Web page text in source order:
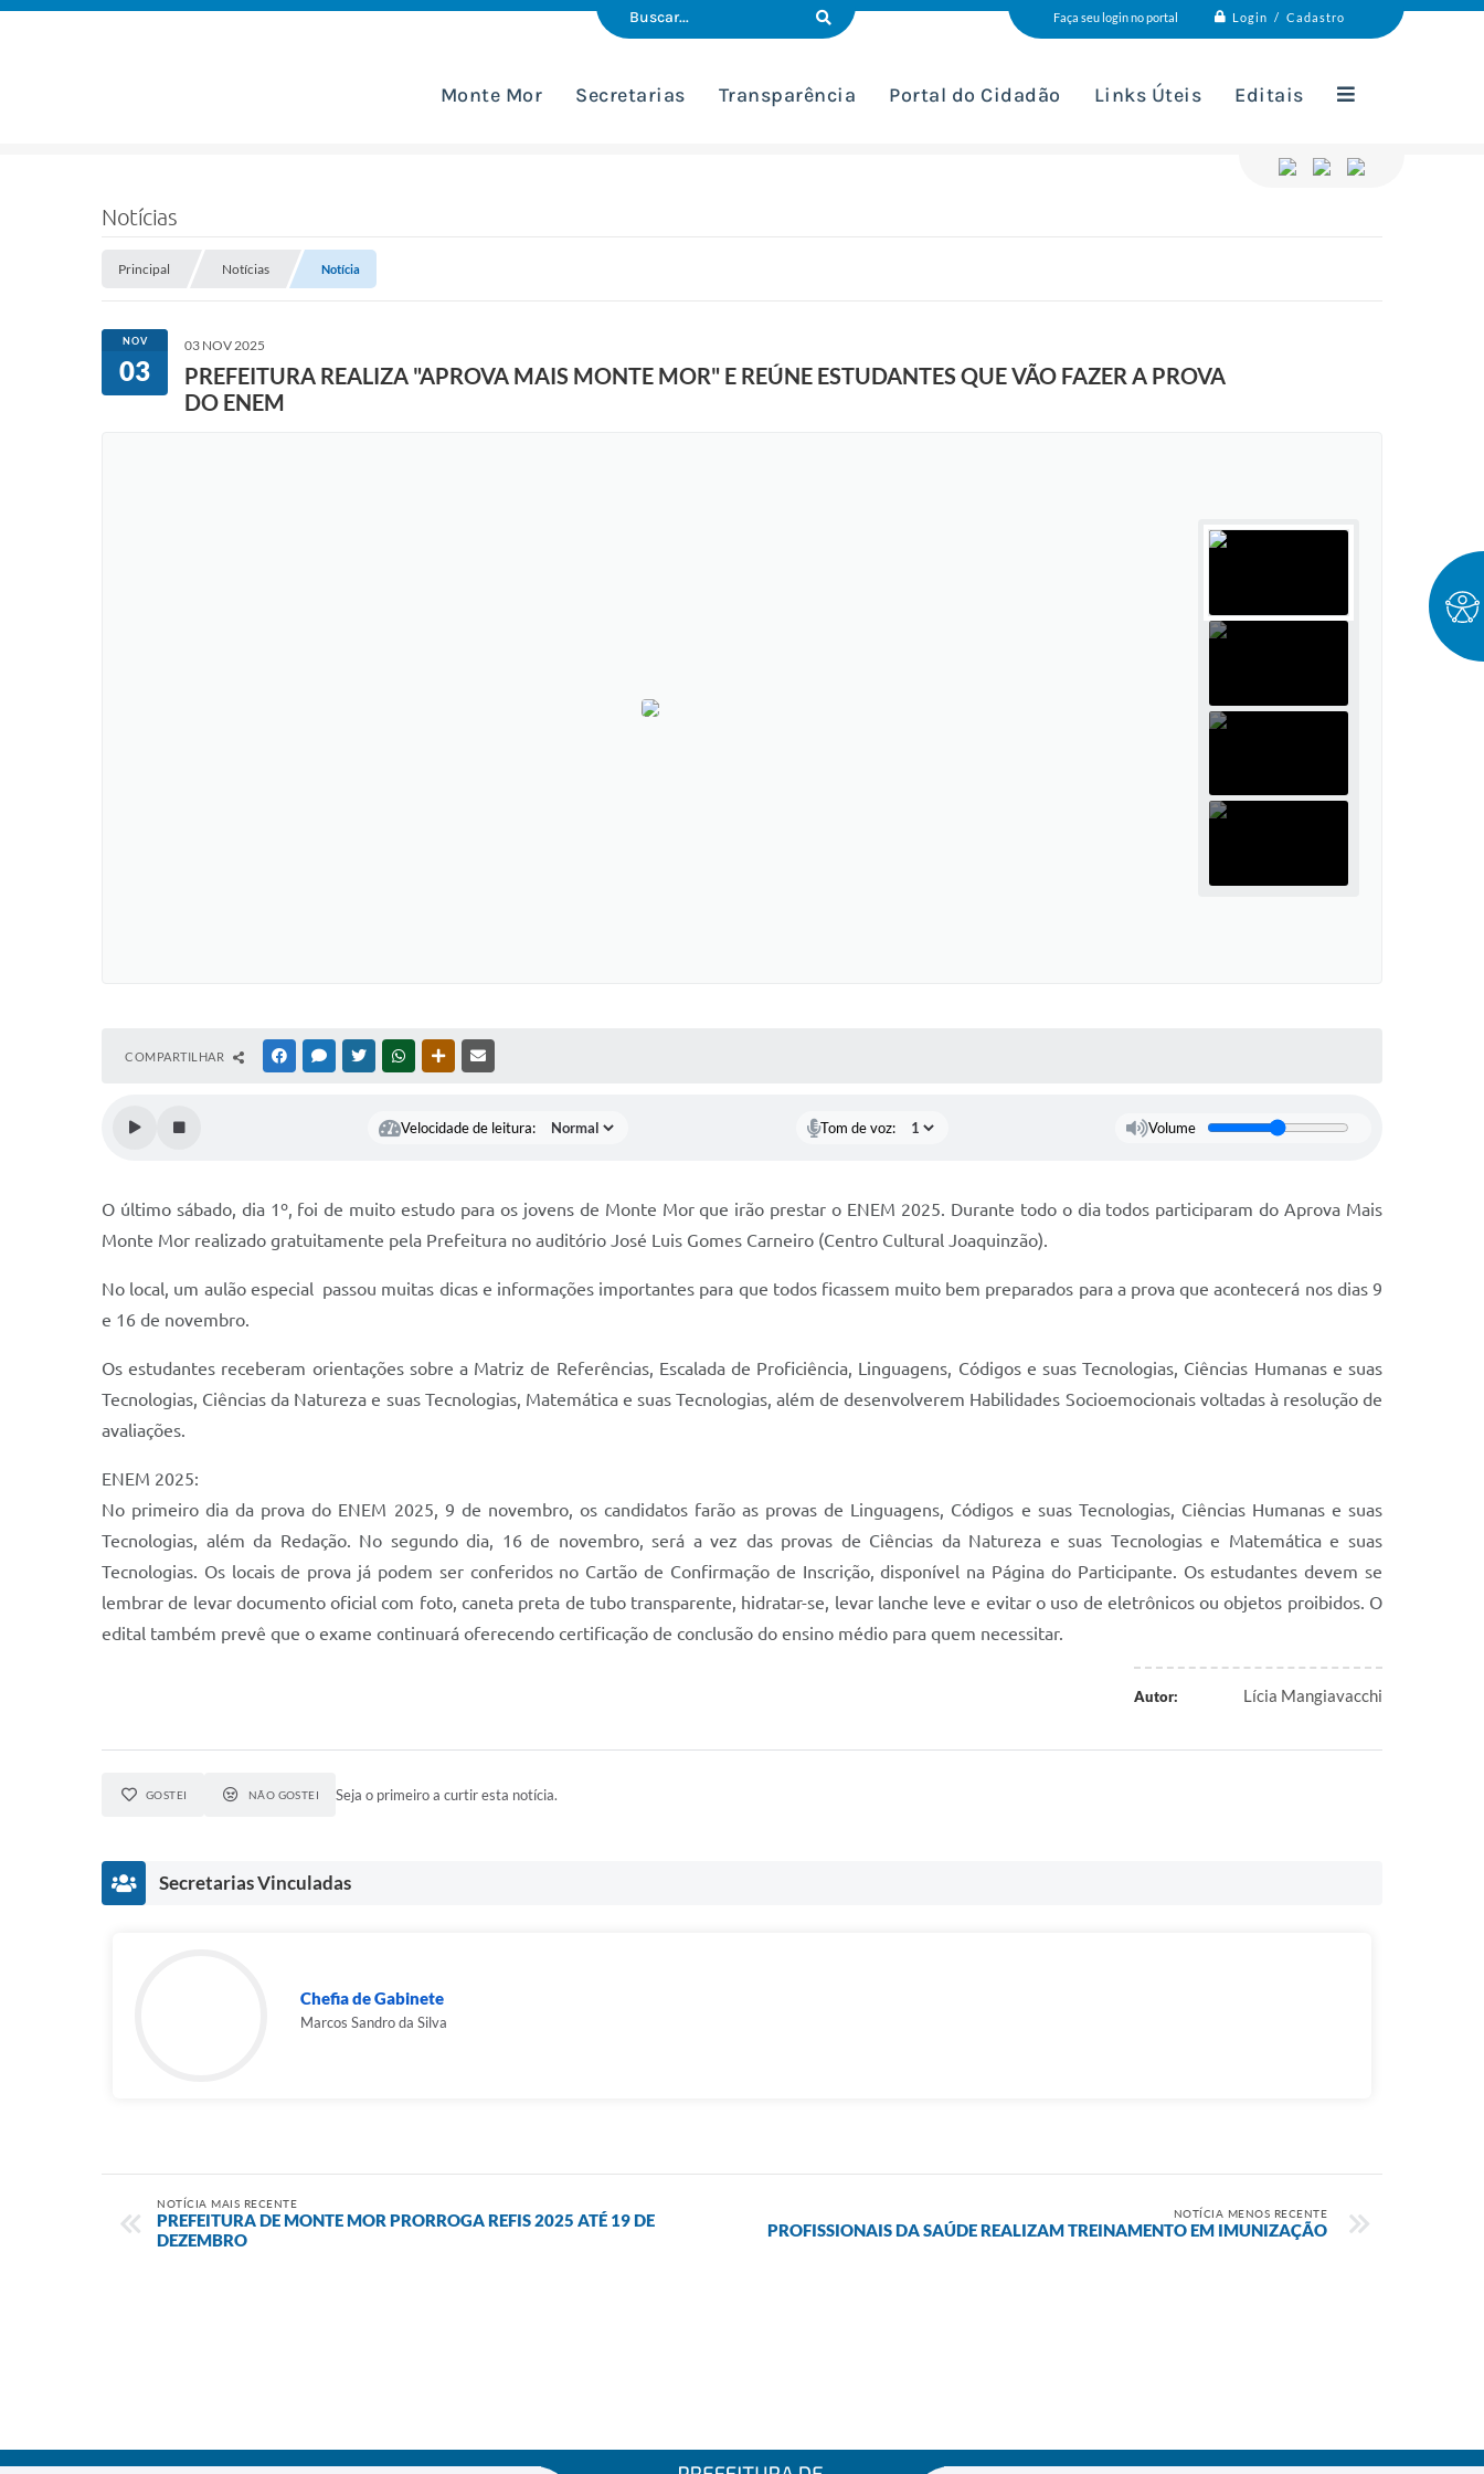
Faça seu login no portal Login / Cadastro
Monte Mor Secretarias Transparência Portal do Cidadão Links Úteis Editais
Notícias
Principal Notícias Notícia
NOV
03
03 NOV 2025
PREFEITURA REALIZA "APROVA MAIS MONTE MOR" E REÚNE ESTUDANTES QUE VÃO FAZER A PROVA
DO ENEM
COMPARTILHAR FACEBOOKMESSENGER
TWITTERWHATSAPPOUTRAS MÍDIAS
Velocidade de leitura: Tom de voz: Volume
O último sábado, dia 1º, foi de muito estudo para os jovens de Monte Mor que irão prestar o ENEM 2025. Durante todo o dia todos participaram do Aprova Mais
Monte Mor realizado gratuitamente pela Prefeitura no auditório José Luis Gomes Carneiro (Centro Cultural Joaquinzão).
No local, um aulão especial passou muitas dicas e informações importantes para que todos ficassem muito bem preparados para a prova que acontecerá nos dias 9
e 16 de novembro.
Os estudantes receberam orientações sobre a Matriz de Referências, Escalada de Proficiência, Linguagens, Códigos e suas Tecnologias, Ciências Humanas e suas
Tecnologias, Ciências da Natureza e suas Tecnologias, Matemática e suas Tecnologias, além de desenvolverem Habilidades Socioemocionais voltadas à resolução de
avaliações.
ENEM 2025:
No primeiro dia da prova do ENEM 2025, 9 de novembro, os candidatos farão as provas de Linguagens, Códigos e suas Tecnologias, Ciências Humanas e suas
Tecnologias, além da Redação. No segundo dia, 16 de novembro, será a vez das provas de Ciências da Natureza e suas Tecnologias e Matemática e suas
Tecnologias. Os locais de prova já podem ser conferidos no Cartão de Confirmação de Inscrição, disponível na Página do Participante. Os estudantes devem se
lembrar de levar documento oficial com foto, caneta preta de tubo transparente, hidratar-se, levar lanche leve e evitar o uso de eletrônicos ou objetos proibidos. O
edital também prevê que o exame continuará oferecendo certificação de conclusão do ensino médio para quem necessitar.
Autor: Lícia Mangiavacchi
GOSTEI NÃO GOSTEI Seja o primeiro a curtir esta notícia.
Secretarias Vinculadas
Chefia de Gabinete
Marcos Sandro da Silva
NOTÍCIA MAIS RECENTE
PREFEITURA DE MONTE MOR PRORROGA REFIS 2025 ATÉ 19 DE
DEZEMBRO
NOTÍCIA MENOS RECENTE
PROFISSIONAIS DA SAÚDE REALIZAM TREINAMENTO EM IMUNIZAÇÃO